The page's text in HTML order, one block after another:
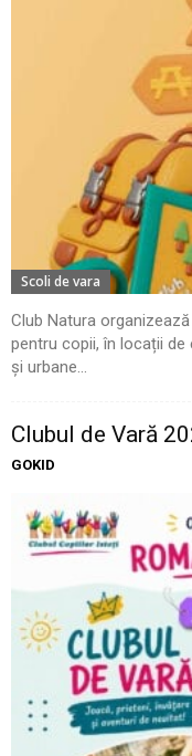
Scoli de vara
Club Natura
pentru copii, în locații
și urbane...
Clubul de Vară
GOKID